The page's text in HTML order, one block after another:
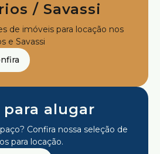
/ Savassi
de imóveis para locação nos
e Savassi
alugar
Confira nossa seleção de
para locação.